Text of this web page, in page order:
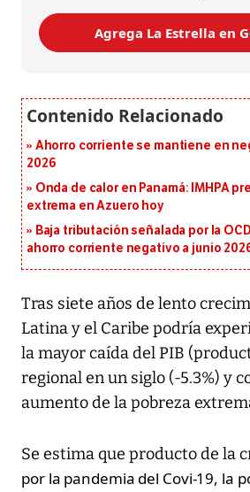
Agrega La Estrella en
Ahorro corriente se mantiene en
2026
Onda de calor en Panamá: IMHPA
extrema en Azuero hoy
Baja tributación señalada por la
ahorro corriente negativo a junio
Tras siete años de lento
Latina y el Caribe podría
la mayor caída del PIB
regional en un siglo (-5.3%) y
aumento de la pobreza
Se estima que producto de la
por la pandemia del Covi-19, la